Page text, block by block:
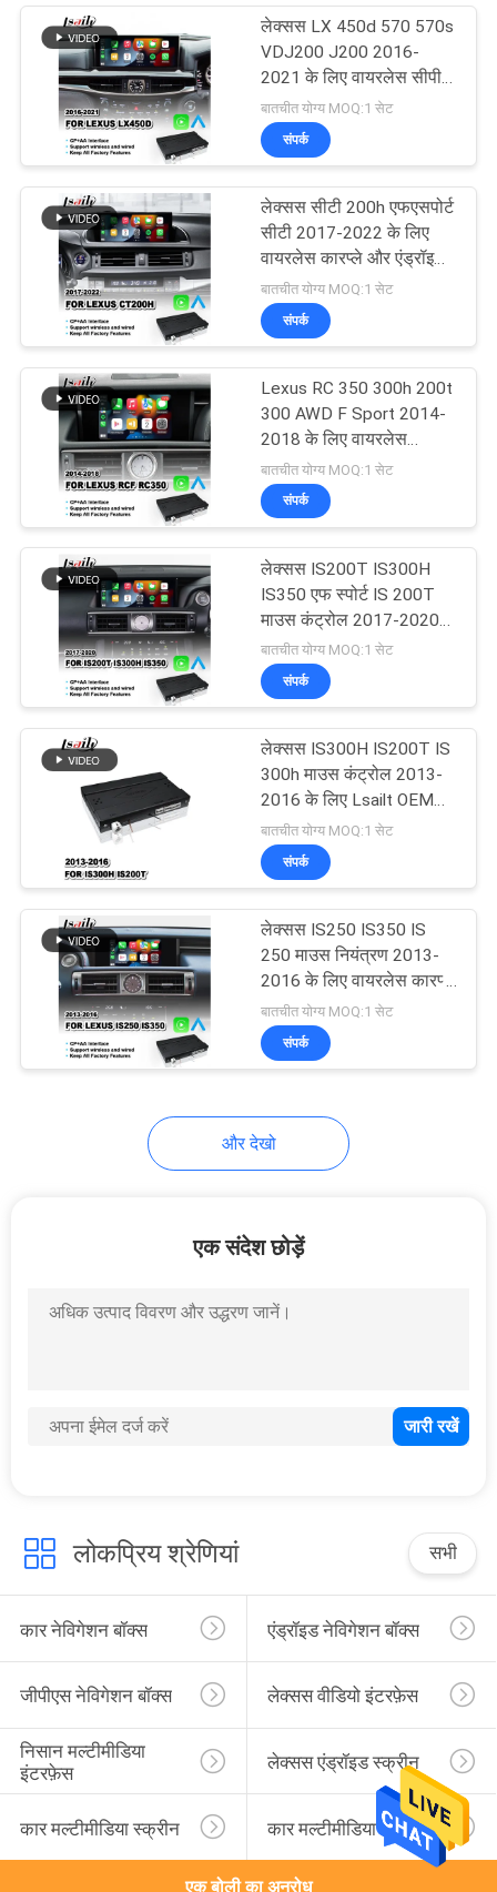
निसान मल्टीमीडिया
इंटरफ़ेस
लेक्सस एंड्रॉइड स्क्रीन
32
कार मल्टीमीडिया स्क्रीन
कार मल्टीमीडिया डिस्प्ले
कार एआई बॉक्स
कारप्ले इंटरफ़ेस
102
कारप्ले मल्टीमीडिया
इंटरफ़ेस
लेक्सस LX 450d 570 570s
VDJ200 J200 2016-
2021 के लिए वायरलेस सीपी
एए एंड्रॉइड ऑटो कारप्ले
इंटरफ़ेस
बातचीत योग्य MOQ:1 सेट
संपर्क
लेक्सस सीटी 200h एफएसपोर्ट
सीटी 2017-2022 के लिए
वायरलेस कारप्ले और एंड्रॉइड
ऑटो इंटरफ़ेस
बातचीत योग्य MOQ:1 सेट
संपर्क
Lexus RC 350 300h 200t
300 AWD F Sport 2014-
2018 के लिए वायरलेस
एंड्रॉइड ऑटो कारप्ले इंटरफ़ेस
बातचीत योग्य MOQ:1 सेट
संपर्क
लेक्सस IS200T IS300H
IS350 एफ स्पोर्ट IS 200T
माउस कंट्रोल 2017-2020
के लिए वायरलेस एंड्रॉइड ऑटो
कारप्ले इंटरफ़ेस
बातचीत योग्य MOQ:1 सेट
संपर्क
लेक्सस IS300H IS200T IS
300h माउस कंट्रोल 2013-
2016 के लिए Lsailt OEM
इंटीग्रेशन कारप्ले इंटरफ़ेस
बातचीत योग्य MOQ:1 सेट
संपर्क
लेक्सस IS250 IS350 IS
250 माउस नियंत्रण 2013-
2016 के लिए वायरलेस कारप्ले
इंटरफ़ेस
बातचीत योग्य MOQ:1 सेट
संपर्क
और देखो
एक संदेश छोड़ें
लोकप्रिय श्रेणियां सभी
कार नेविगेशन बॉक्स एंड्रॉइड नेविगेशन बॉक्स
जीपीएस नेविगेशन बॉक्स लेक्सस वीडियो इंटरफ़ेस
निसान मल्टीमीडिया
इंटरफ़ेस
लेक्सस एंड्रॉइड स्क्रीन
कार मल्टीमीडिया स्क्रीन कार मल्टीमीडिया डिस्प्ले
एक बोली का अनुरोध